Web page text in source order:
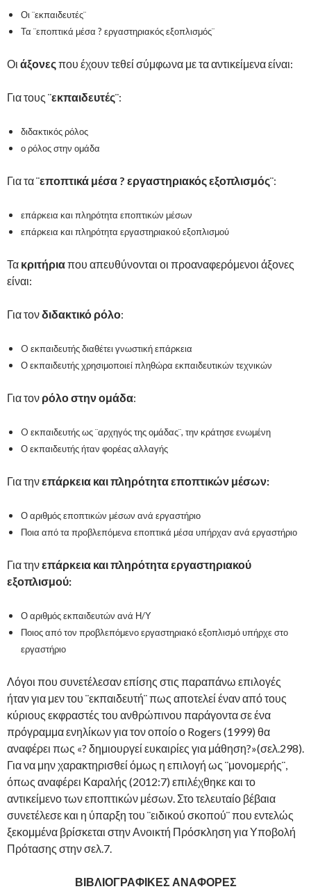
Οι ¨εκπαιδευτές¨
Τα ¨εποπτικά μέσα ? εργαστηριακός εξοπλισμός¨
Οι άξονεςπου έχουν τεθεί σύμφωνα με τα αντικείμενα είναι:
Για τους ¨εκπαιδευτές¨:
διδακτικός ρόλος
ο ρόλος στην ομάδα
Για τα ¨εποπτικά μέσα ? εργαστηριακός εξοπλισμός¨:
επάρκεια και πληρότητα εποπτικών μέσων
επάρκεια και πληρότητα εργαστηριακού εξοπλισμού
Τα κριτήριαπου απευθύνονται οι προαναφερόμενοι άξονες
είναι:
Για τονδιδακτικό ρόλο:
O εκπαιδευτής διαθέτει γνωστική επάρκεια
Ο εκπαιδευτής χρησιμοποιεί πληθώρα εκπαιδευτικών τεχνικών
Για τον ρόλο στην ομάδα:
O εκπαιδευτής ως ¨αρχηγός της ομάδας¨, την κράτησε ενωμένη
Ο εκπαιδευτής ήταν φορέας αλλαγής
Για τηνεπάρκεια και πληρότητα εποπτικών μέσων:
Ο αριθμός εποπτικών μέσων ανά εργαστήριο
Ποια από τα προβλεπόμενα εποπτικά μέσα υπήρχαν ανά εργαστήριο
Για τηνεπάρκεια και πληρότητα εργαστηριακού
εξοπλισμού:
Ο αριθμός εκπαιδευτών ανά Η/Υ
Ποιος από τον προβλεπόμενο εργαστηριακό εξοπλισμό υπήρχε στο
εργαστήριο
Λόγοι που συνετέλεσαν επίσης στις παραπάνω επιλογές
ήταν για μεν του ¨εκπαιδευτή¨ πως αποτελεί έναν από τους
κύριους εκφραστές του ανθρώπινου παράγοντα σε ένα
πρόγραμμα ενηλίκων για τον οποίο ο Rogers (1999) θα
αναφέρει πως «? δημιουργεί ευκαιρίες για μάθηση?»(σελ.298).
Για να μην χαρακτηρισθεί όμως η επιλογή ως ¨μονομερής¨,
όπως αναφέρει Καραλής (2012:7) επιλέχθηκε και το
αντικείμενο των εποπτικών μέσων. Στο τελευταίο βέβαια
συνετέλεσε και η ύπαρξη του ¨ειδικού σκοπού¨ που εντελώς
ξεκομμένα βρίσκεται στην Ανοικτή Πρόσκληση για Υποβολή
Πρότασης στην σελ.7.
ΒΙΒΛΙΟΓΡΑΦΙΚΕΣ ΑΝΑΦΟΡΕΣ